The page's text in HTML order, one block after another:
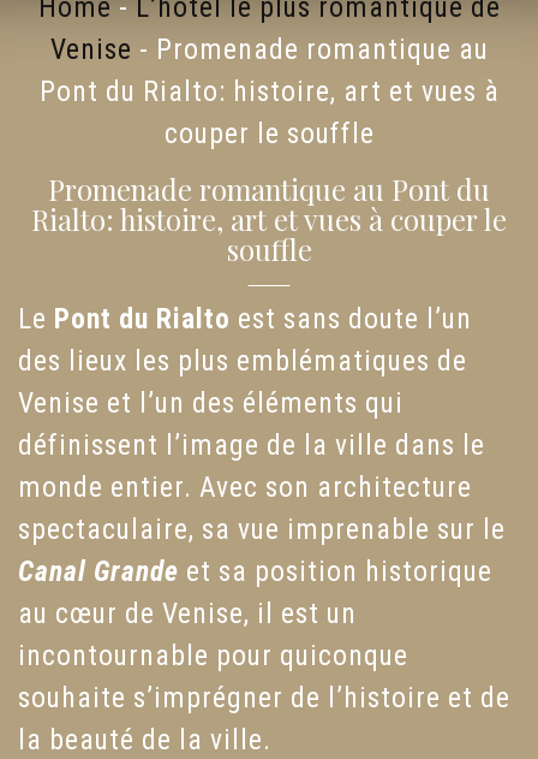
Home - L’hôtel le plus romantique de
Venise - Promenade romantique au
Pont du Rialto: histoire, art et vues à
couper le souffle
Promenade romantique au Pont du
Rialto: histoire, art et vues à couper le
souffle
Le Pont du Rialto est sans doute l’un
des lieux les plus emblématiques de
Venise et l’un des éléments qui
définissent l’image de la ville dans le
monde entier. Avec son architecture
spectaculaire, sa vue imprenable sur le
Canal Grande et sa position historique
au cœur de Venise, il est un
incontournable pour quiconque
souhaite s’imprégner de l’histoire et de
la beauté de la ville.